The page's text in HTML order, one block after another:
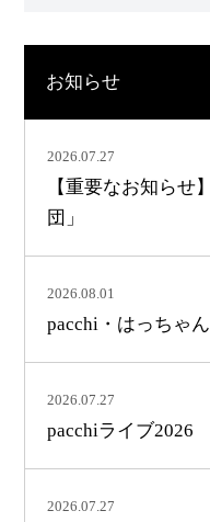
お知らせ
2026.07.27
【重要なお知らせ
団」
2026.08.01
pacchi・はっちゃ
2026.07.27
pacchiライブ2026
2026.07.27